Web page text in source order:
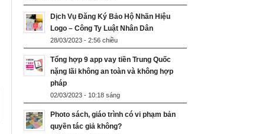
Dịch Vụ Đăng Ký Bảo Hộ Nhãn Hiệu
Logo – Công Ty Luật Nhân Dân
28/03/2023 - 2:56 chiều
Tổng hợp 9 app vay tiền Trung Quốc
nặng lãi không an toàn và không hợp
pháp
02/03/2023 - 10:18 sáng
Photo sách, giáo trình có vi phạm bản
quyền tác giả không?